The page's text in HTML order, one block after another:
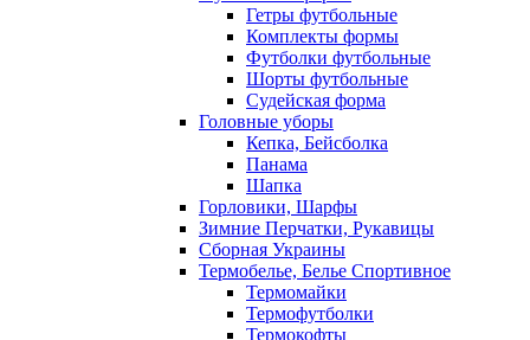
Гетры футбольные
Комплекты формы
Футболки футбольные
Шорты футбольные
Судейская форма
Головные уборы
Кепка, Бейсболка
Панама
Шапка
Горловики, Шарфы
Зимние Перчатки, Рукавицы
Сборная Украины
Термобелье, Белье Спортивное
Термомайки
Термофутболки
Термокофты